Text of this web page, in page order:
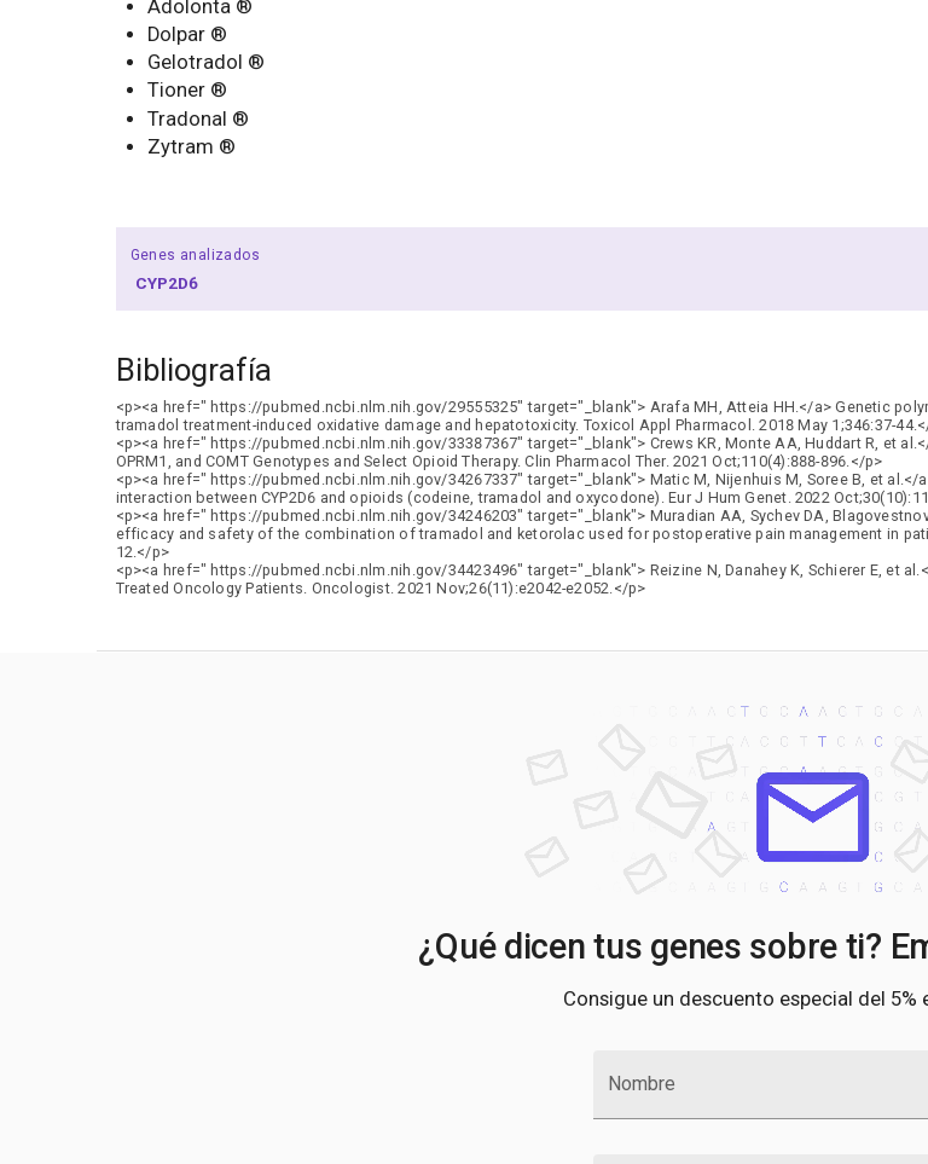
Adolonta ®
Dolpar ®
Gelotradol ®
Tioner ®
Tradonal ®
Zytram ®
Genes analizados
CYP2D6
Bibliografía
<p><a href=" https://pubmed.ncbi.nlm.nih.gov/29555325" target="_blank"> Arafa MH, Atteia HH.</a> Genetic
tramadol treatment-induced oxidative damage and hepatotoxicity. Toxicol Appl Pharmacol. 2018 May 1;346:37-
<p><a href=" https://pubmed.ncbi.nlm.nih.gov/33387367" target="_blank"> Crews KR, Monte AA, Huddart R, et
OPRM1, and COMT Genotypes and Select Opioid Therapy. Clin Pharmacol Ther. 2021 Oct;110(4):888-896.</p>
<p><a href=" https://pubmed.ncbi.nlm.nih.gov/34267337" target="_blank"> Matic M, Nijenhuis M, Soree B, et al.</
interaction between CYP2D6 and opioids (codeine, tramadol and oxycodone). Eur J Hum Genet. 2022
<p><a href=" https://pubmed.ncbi.nlm.nih.gov/34246203" target="_blank"> Muradian AA, Sychev DA,
efficacy and safety of the combination of tramadol and ketorolac used for postoperative pain management in
12.</p>
<p><a href=" https://pubmed.ncbi.nlm.nih.gov/34423496" target="_blank"> Reizine N, Danahey K, Schierer E, et
Treated Oncology Patients. Oncologist. 2021 Nov;26(11):e2042-e2052.</p>
¿Qué dicen tus genes sobre ti?
Consigue un descuento especial del 5%
Nombre